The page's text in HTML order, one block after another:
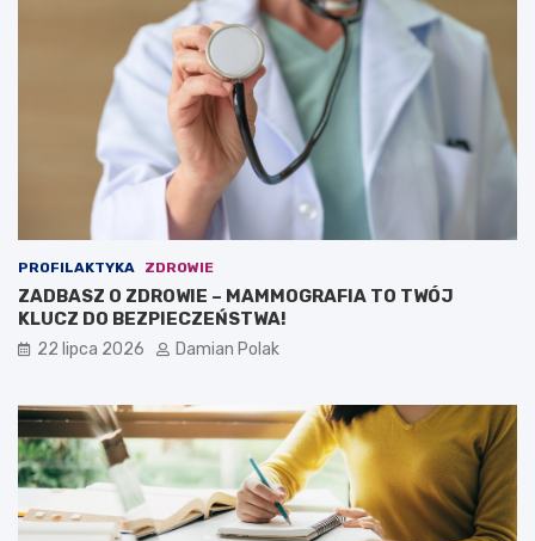
PROFILAKTYKA ZDROWIE
ZADBASZ O ZDROWIE – MAMMOGRAFIA TO TWÓJ
KLUCZ DO BEZPIECZEŃSTWA!
22 lipca 2026 Damian Polak